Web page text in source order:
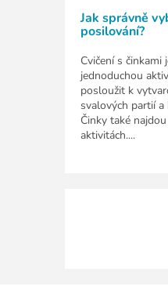
Jak správně
posilování?
Cvičení s činkami
jednoduchou
posloužit k
svalových partií a
Činky také
aktivitách....